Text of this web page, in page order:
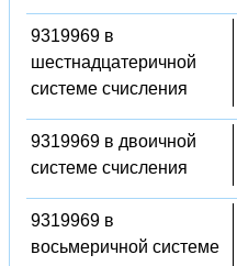
9319969 в
шестнадцатеричной
системе счисления
9319969 в двоичной
системе счисления
9319969 в
восьмеричной системе